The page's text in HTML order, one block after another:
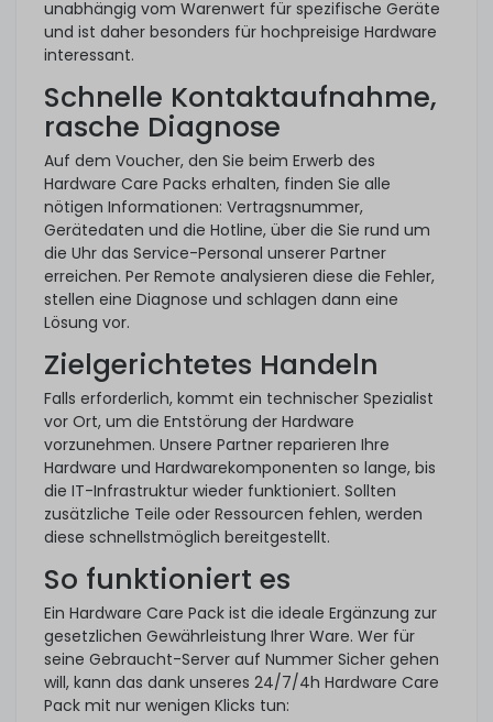
unabhängig vom Warenwert für spezifische Geräte
und ist daher besonders für hochpreisige Hardware
interessant.
Schnelle Kontaktaufnahme,
rasche Diagnose
Auf dem Voucher, den Sie beim Erwerb des
Hardware Care Packs erhalten, finden Sie alle
nötigen Informationen: Vertragsnummer,
Gerätedaten und die Hotline, über die Sie rund um
die Uhr das Service-Personal unserer Partner
erreichen. Per Remote analysieren diese die Fehler,
stellen eine Diagnose und schlagen dann eine
Lösung vor.
Zielgerichtetes Handeln
Falls erforderlich, kommt ein technischer Spezialist
vor Ort, um die Entstörung der Hardware
vorzunehmen. Unsere Partner reparieren Ihre
Hardware und Hardwarekomponenten so lange, bis
die IT-Infrastruktur wieder funktioniert. Sollten
zusätzliche Teile oder Ressourcen fehlen, werden
diese schnellstmöglich bereitgestellt.
So funktioniert es
Ein Hardware Care Pack ist die ideale Ergänzung zur
gesetzlichen Gewährleistung Ihrer Ware. Wer für
seine Gebraucht-Server auf Nummer Sicher gehen
will, kann das dank unseres 24/7/4h Hardware Care
Pack mit nur wenigen Klicks tun: